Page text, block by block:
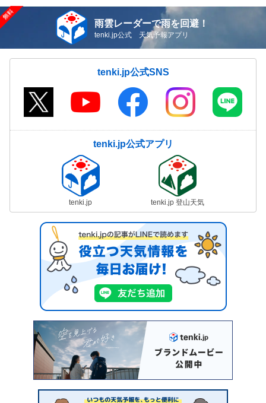
雨雲レーダーで雨を回避！
tenki.jp公式 天気予報アプリ
tenki.jp公式SNS
tenki.jp公式アプリ
tenki.jp tenki.jp 登山天気